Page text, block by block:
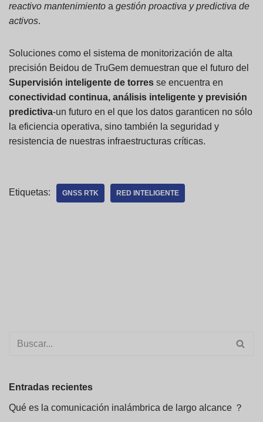
reactivo mantenimiento a gestión proactiva y predictiva de
activos.
Soluciones como el sistema de monitorización de alta
precisión Beidou de TruGem demuestran que el futuro del
Supervisión inteligente de torres se encuentra en
conectividad continua, análisis inteligente y previsión
predictiva-un futuro en el que los datos garanticen no sólo
la eficiencia operativa, sino también la seguridad y
resistencia de nuestras infraestructuras críticas.
Etiquetas: GNSS RTK RED INTELIGENTE
Entradas recientes
Qué es la comunicación inalámbrica de largo alcance ？